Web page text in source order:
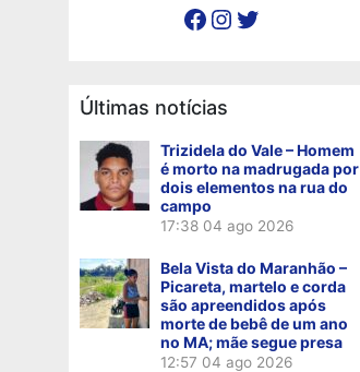
Facebook Instagram Twitter
Últimas notícias
Trizidela do Vale – Homem
é morto na madrugada por
dois elementos na rua do
campo
17:38 04 ago 2026
Bela Vista do Maranhão –
Picareta, martelo e corda
são apreendidos após
morte de bebê de um ano
no MA; mãe segue presa
12:57 04 ago 2026